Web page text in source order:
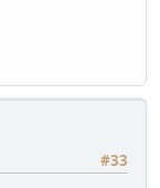
#33